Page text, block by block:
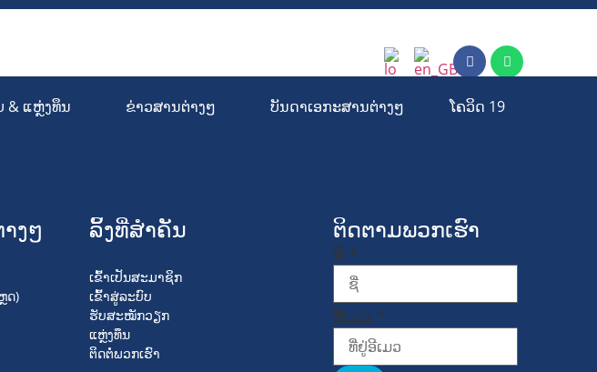
Platform
& ແຫຼ່ງທຶນ ຂ່າວສານຕ່າງໆ ບັນດາເອກະສານຕ່າງໆ ໂຄວິດ 19
ງໆ
ດ)
ລິ້ງທີ່ສໍາຄັນ
ເຂົ້າເປັນສະມາຊິກ
ເຂົ້າສູ່ລະບົບ
ຮັບສະໝັກວຽກ
ແຫຼ່ງທຶນ
ຕິດຕໍ່ພວກເຮົາ
ຕິດຕາມພວກເຮົາ
ຊື່ *
ອີເມວ *